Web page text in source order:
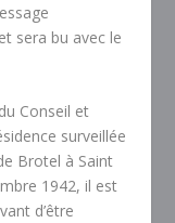
sera bu avec le
Conseil et
surveillée
Brotel à Saint
1942, il est
d’être